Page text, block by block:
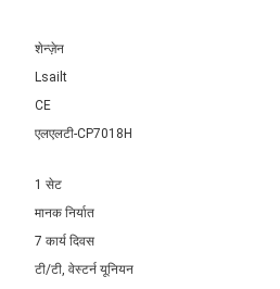
शेन्ज़ेन
Lsailt
CE
एलएलटी-CP7018H
1 सेट
मानक निर्यात
7 कार्य दिवस
टी/टी, वेस्टर्न यूनियन